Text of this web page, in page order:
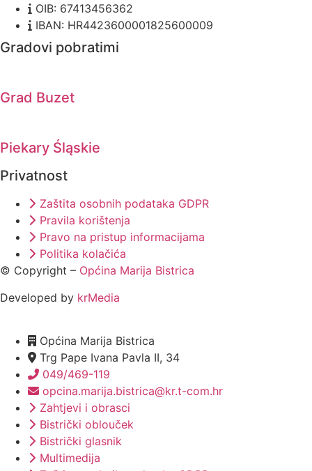
OIB: 67413456362
IBAN: HR4423600001825600009
Gradovi pobratimi
Grad Buzet
Piekary Śląskie
Privatnost
Zaštita osobnih podataka GDPR
Pravila korištenja
Pravo na pristup informacijama
Politika kolačića
© Copyright – Općina Marija Bistrica
Developed by krMedia
Općina Marija Bistrica
Trg Pape Ivana Pavla II, 34
049/469-119
opcina.marija.bistrica@kr.t-com.hr
Zahtjevi i obrasci
Bistrički oblouček
Bistrički glasnik
Multimedija